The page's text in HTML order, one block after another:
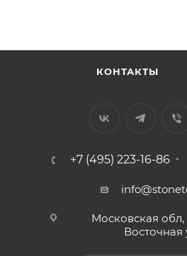
КОНТАКТЫ
+7 (495) 223-16-86
Московская
Восточная